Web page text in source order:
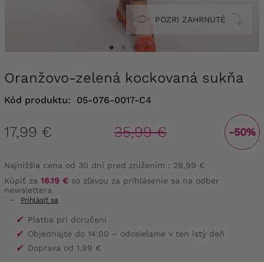
POZRI ZAHRNUTÉ
Oranžovo-zelená kockovaná sukňa
Kód produktu: 05-076-0017-C4
17,99 € 35,99 € -50%
Najnižšia cena od 30 dní pred znížením : 29,99 €
Kúpiť za 16.19 € so zľavou za prihlásenie sa na odber
newslettera
-
Prihlásiť sa
✔ Platba pri doručení
✔ Objednajte do 14:00 – odosielame v ten istý deň
✔ Doprava od 1,99 €